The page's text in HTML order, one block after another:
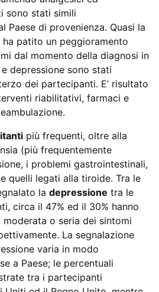
sono stati simili
Paese di provenienza. Quasi la
patito un peggioramento
dal momento della diagnosi in
e depressione sono stati
dei partecipanti. E’ risultato
riabilitativi, farmaci e
più frequenti, oltre alla
(più frequentemente
i problemi gastrointestinali,
quelli legati alla tiroide. Tra le
la depressione tra le
circa il 47% ed il 30% hanno
o seria dei sintomi
La segnalazione
varia in modo
a Paese; le percentuali
tra i partecipanti